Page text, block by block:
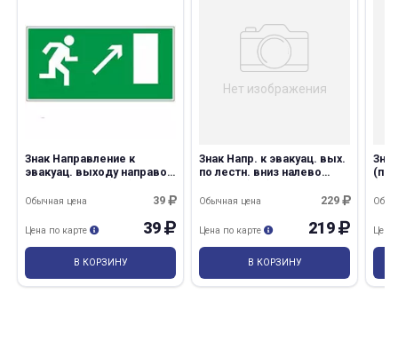
Знак Направление к
эвакуац. выходу направо
39
Обычная цена
39
Цена по карте
В КОРЗИНУ
Нет изображения
Знак Напр. к эвакуац. вых.
по лестн. вниз налево
пленка
229
Обычная цена
219
Цена по карте
В КОРЗИНУ
Цена